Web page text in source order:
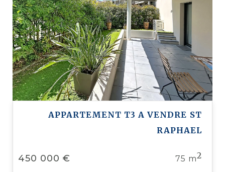
APPARTEMENT T3 A VENDRE ST
RAPHAEL
75 m2
450 000 €